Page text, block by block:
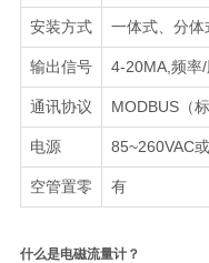
安装方式 一体式、分体
输出信号 4-20MA,频率
通讯协议 MODBUS（
电源 85~260VAC
空管置零 有
什么是电磁流量计？